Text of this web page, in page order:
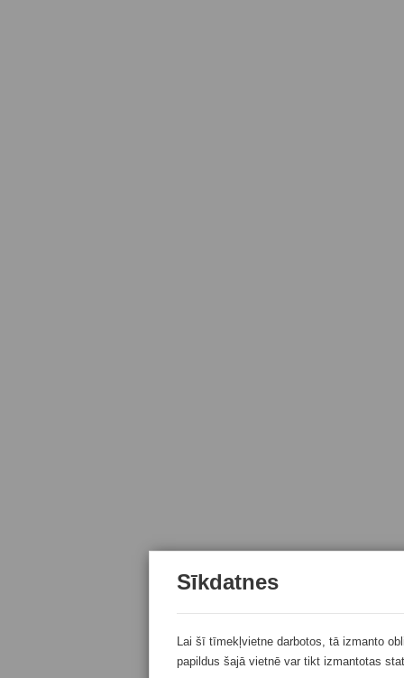
Sīkdatnes
Lai šī tīmekļvietne darbotos, tā izmanto
papildus šajā vietnē var tikt izmantotas